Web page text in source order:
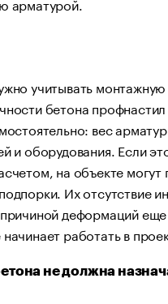
учитывать
бетона
вес
и оборудования. Если
на объекте могут
Их отсутствие
деформаций
работать в
не должна